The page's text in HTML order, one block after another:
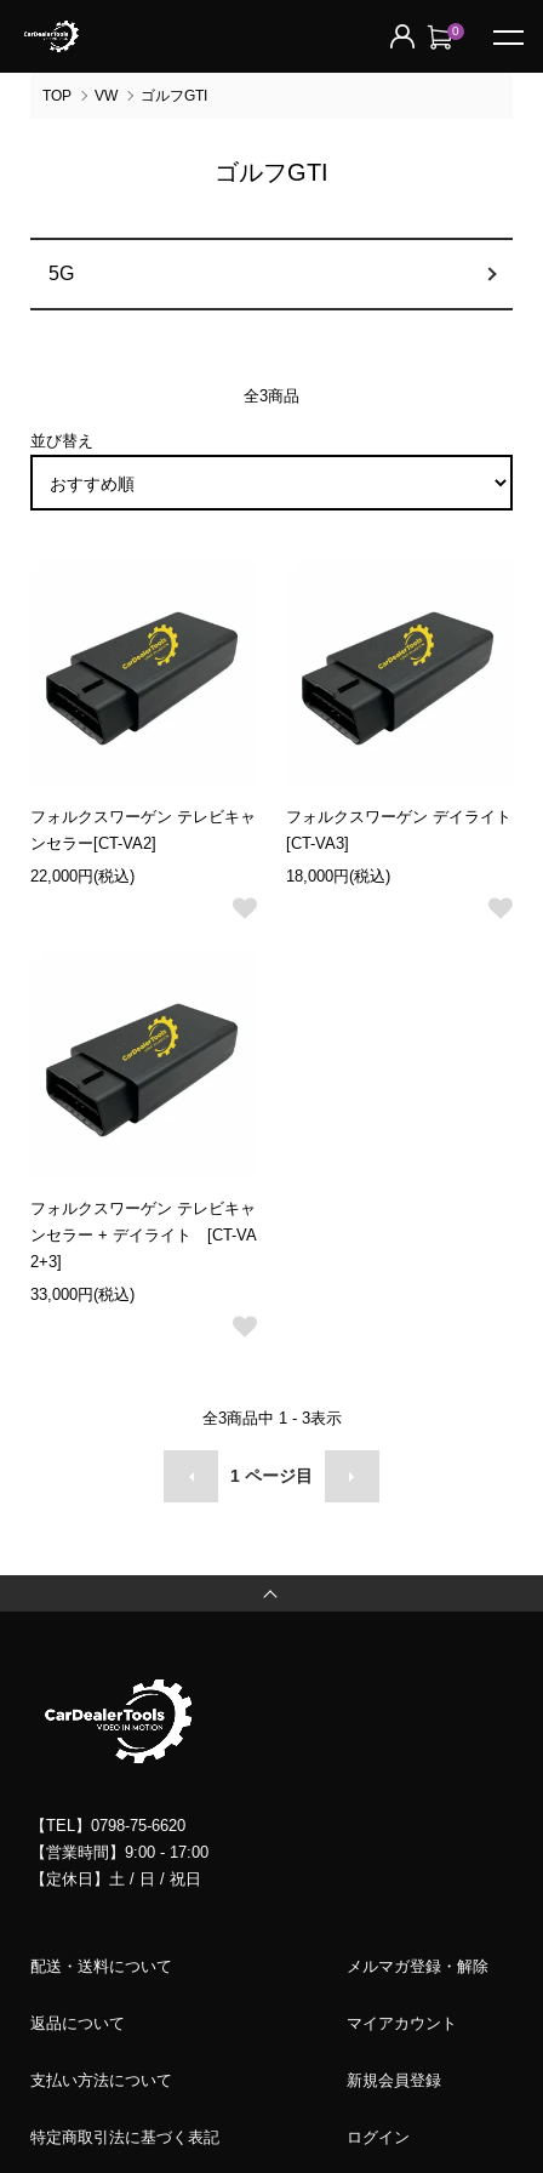
0
TOP VW ゴルフGTI
ゴルフGTI
グループ一覧
5G
全3商品
並び替え
フォルクスワーゲン テレビキャ
ンセラー[CT-VA2]
22,000円(税込)
フォルクスワーゲン デイライト
[CT-VA3]
18,000円(税込)
フォルクスワーゲン テレビキャ
ンセラー + デイライト [CT-VA
2+3]
33,000円(税込)
全3商品中 1 - 3表示
1 ページ目
【TEL】0798-75-6620
【営業時間】9:00 - 17:00
【定休日】土 / 日 / 祝日
配送・送料について
返品について
支払い方法について
特定商取引法に基づく表記
メルマガ登録・解除
マイアカウント
新規会員登録
ログイン